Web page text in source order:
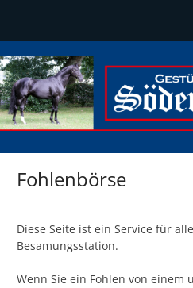
Söderhof
Die Adresse für Edelblut
Fohlenbörse
Diese Seite ist ein Service für
Besamungsstation.
Wenn Sie ein Fohlen von einem